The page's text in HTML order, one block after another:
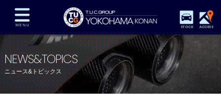
STOCK ACCESS
在庫車両情報 保証&サービス パーツリスト
TUCとは？ 店舗情報 アクセスマップ
全国納車 特別作業 注文販売
NEWS&TOPICS
ニュース&トピックス